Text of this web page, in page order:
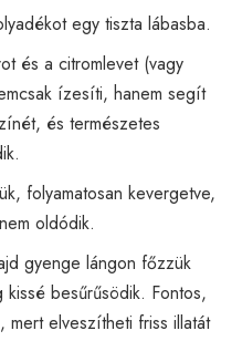
egy tiszta lábasba.
és a citromlevet (vagy
ízesíti, hanem segít
és természetes
folyamatosan kevergetve,
oldódik.
gyenge lángon főzzük
besűrűsödik. Fontos,
elveszítheti friss illatát